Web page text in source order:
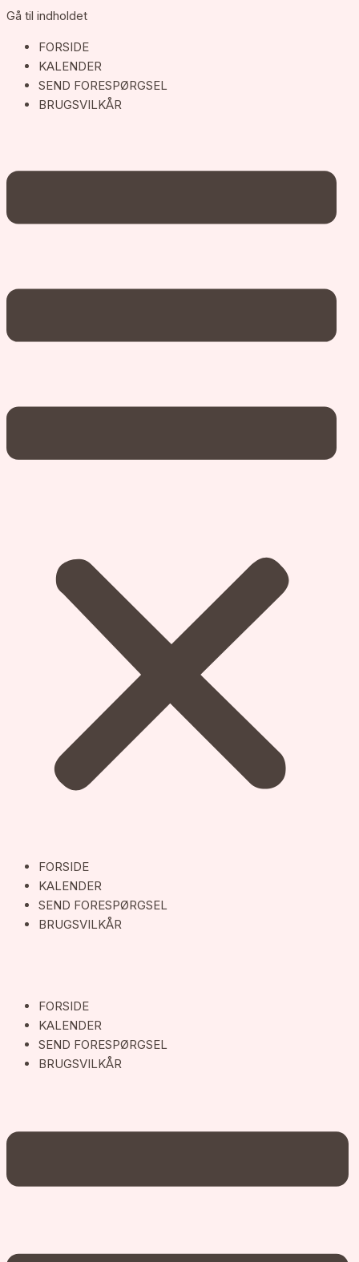
Gå til indholdet
FORSIDE
KALENDER
SEND FORESPØRGSEL
BRUGSVILKÅR
FORSIDE
KALENDER
SEND FORESPØRGSEL
BRUGSVILKÅR
FORSIDE
KALENDER
SEND FORESPØRGSEL
BRUGSVILKÅR